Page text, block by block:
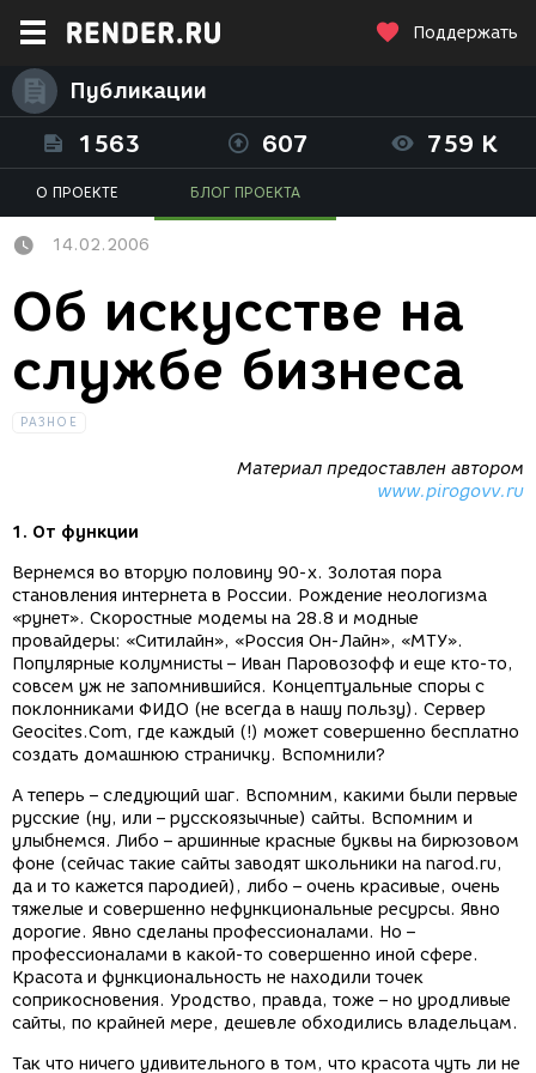
Поддержать
Публикации
1563 607 759 K
О ПРОЕКТЕ БЛОГ ПРОЕКТА
14.02.2006
Об искусcтве на
службе бизнеса
РАЗНОЕ
Материал предоставлен автором
www.pirogovv.ru
1. От функции
Вернемся во вторую половину 90-х. Золотая пора
становления интернета в России. Рождение неологизма
«рунет». Скоростные модемы на 28.8 и модные
провайдеры: «Ситилайн», «Россия Он-Лайн», «МТУ».
Популярные колумнисты – Иван Паровозофф и еще кто-то,
совсем уж не запомнившийся. Концептуальные споры с
поклонниками ФИДО (не всегда в нашу пользу). Сервер
Geocites.Com, где каждый (!) может совершенно бесплатно
создать домашнюю страничку. Вспомнили?
А теперь – следующий шаг. Вспомним, какими были первые
русские (ну, или – русскоязычные) сайты. Вспомним и
улыбнемся. Либо – аршинные красные буквы на бирюзовом
фоне (сейчас такие сайты заводят школьники на narod.ru,
да и то кажется пародией), либо – очень красивые, очень
тяжелые и совершенно нефункциональные ресурсы. Явно
дорогие. Явно сделаны профессионалами. Но –
профессионалами в какой-то совершенно иной сфере.
Красота и функциональность не находили точек
соприкосновения. Уродство, правда, тоже – но уродливые
сайты, по крайней мере, дешевле обходились владельцам.
Так что ничего удивительного в том, что красота чуть ли не